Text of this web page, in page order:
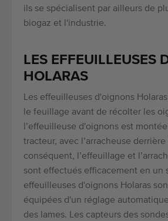
ils se spécialisent par ailleurs de
biogaz et l'industrie.
LES EFFEUILLEUSES
HOLARAS
Les effeuilleuses d'oignons
le feuillage avant de récolter les
l’effeuilleuse d'oignons est
tracteur, avec l’arracheuse
conséquent, l’effeuillage et
sont effectués efficacement en un
effeuilleuses d'oignons Holaras
équipées d'un réglage
des lames. Les capteurs des